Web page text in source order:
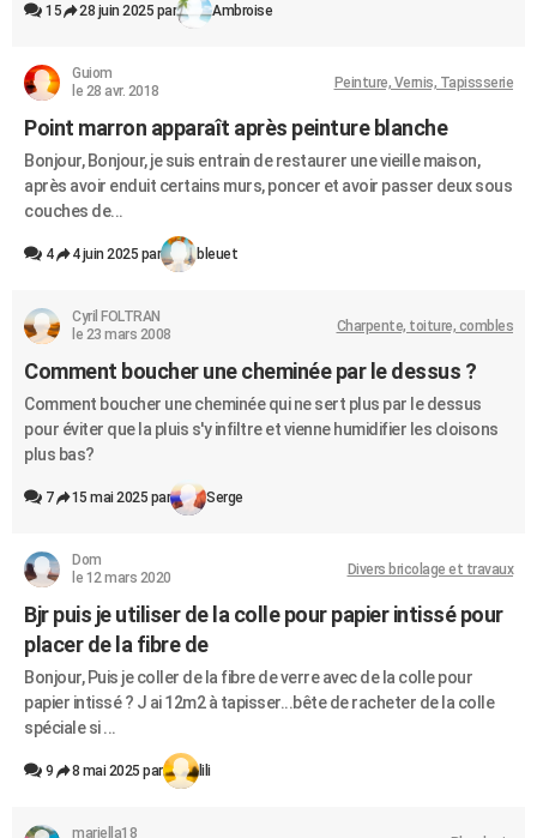
15 28 juin 2025 par Ambroise
Guiom
le 28 avr. 2018
Peinture, Vernis, Tapissserie
Point marron apparaît après peinture blanche
Bonjour, Bonjour, je suis entrain de restaurer une vieille maison,
après avoir enduit certains murs, poncer et avoir passer deux sous
couches de...
4 4 juin 2025 par bleuet
Cyril FOLTRAN
le 23 mars 2008
Charpente, toiture, combles
Comment boucher une cheminée par le dessus ?
Comment boucher une cheminée qui ne sert plus par le dessus
pour éviter que la pluis s'y infiltre et vienne humidifier les cloisons
plus bas?
7 15 mai 2025 par Serge
Dom
le 12 mars 2020
Divers bricolage et travaux
Bjr puis je utiliser de la colle pour papier intissé pour
placer de la fibre de
Bonjour, Puis je coller de la fibre de verre avec de la colle pour
papier intissé ? J ai 12m2 à tapisser...bête de racheter de la colle
spéciale si ...
9 8 mai 2025 par lili
mariella18